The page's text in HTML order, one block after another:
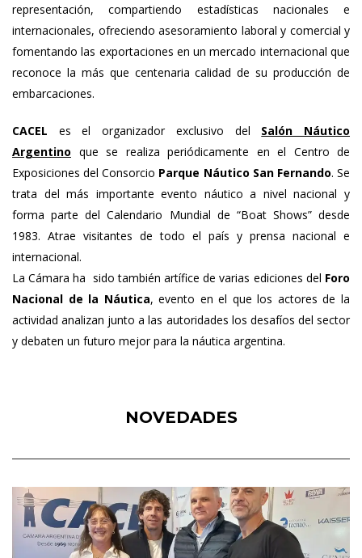
representación, compartiendo estadísticas nacionales e
internacionales, ofreciendo asesoramiento laboral y comercial y
fomentando las exportaciones en un mercado internacional que
reconoce la más que centenaria calidad de su producción de
embarcaciones.
CACEL es el organizador exclusivo del Salón Náutico
Argentino que se realiza periódicamente en el Centro de
Exposiciones del Consorcio Parque Náutico San Fernando. Se
trata del más importante evento náutico a nivel nacional y
forma parte del Calendario Mundial de “Boat Shows” desde
1983. Atrae visitantes de todo el país y prensa nacional e
internacional.
La Cámara ha sido también artífice de varias ediciones del Foro
Nacional de la Náutica, evento en el que los actores de la
actividad analizan junto a las autoridades los desafíos del sector
y debaten un futuro mejor para la náutica argentina.
NOVEDADES